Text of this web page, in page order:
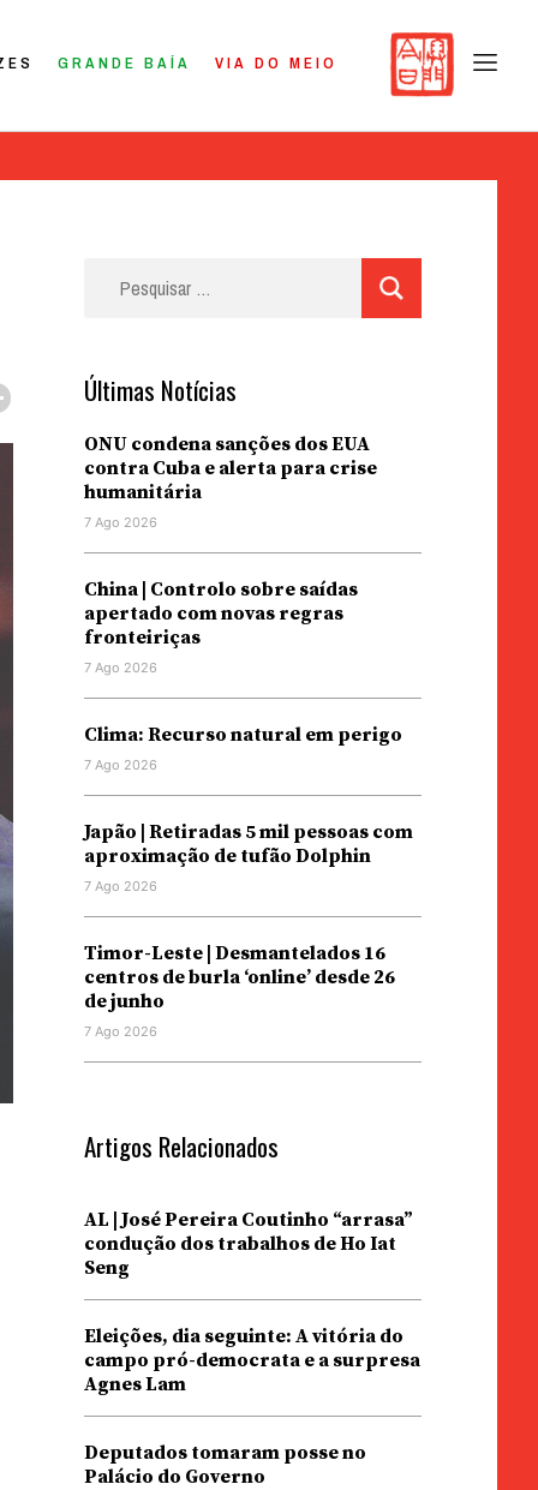
GRANDE BAÍA VIA DO MEIO
Últimas Notícias
ONU condena sanções dos EUA
contra Cuba e alerta para crise
humanitária
7 Ago 2026
China | Controlo sobre saídas
apertado com novas regras
fronteiriças
7 Ago 2026
Clima: Recurso natural em perigo
7 Ago 2026
Japão | Retiradas 5 mil pessoas com
aproximação de tufão Dolphin
7 Ago 2026
Timor-Leste | Desmantelados 16
centros de burla ‘online’ desde 26
de junho
7 Ago 2026
Artigos Relacionados
AL | José Pereira Coutinho “arrasa”
condução dos trabalhos de Ho Iat
Seng
Eleições, dia seguinte: A vitória do
campo pró-democrata e a surpresa
Agnes Lam
Deputados tomaram posse no
Palácio do Governo